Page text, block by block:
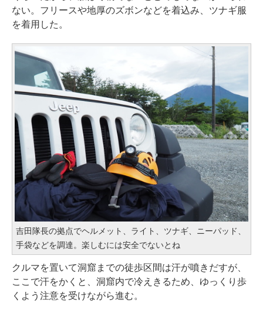
ない。フリースや地厚のズボンなどを着込み、ツナギ服
を着用した。
吉田隊長の拠点でヘルメット、ライト、ツナギ、ニーパッド、
手袋などを調達。楽しむには安全でないとね
クルマを置いて洞窟までの徒歩区間は汗が噴きだすが、
ここで汗をかくと、洞窟内で冷えきるため、ゆっくり歩
くよう注意を受けながら進む。